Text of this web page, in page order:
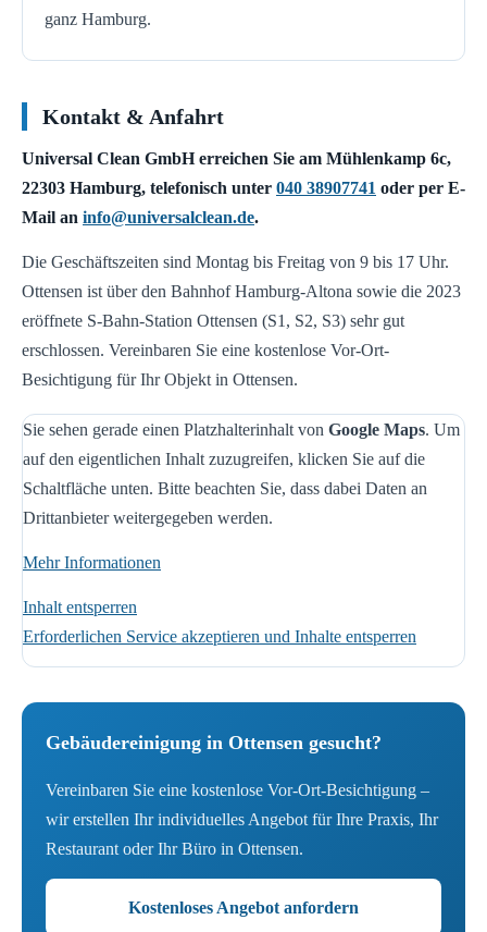
ganz Hamburg.
Kontakt & Anfahrt
Universal Clean GmbH erreichen Sie am Mühlenkamp 6c,
22303 Hamburg, telefonisch unter 040 38907741 oder per E-
Mail an info@universalclean.de.
Die Geschäftszeiten sind Montag bis Freitag von 9 bis 17 Uhr.
Ottensen ist über den Bahnhof Hamburg-Altona sowie die 2023
eröffnete S-Bahn-Station Ottensen (S1, S2, S3) sehr gut
erschlossen. Vereinbaren Sie eine kostenlose Vor-Ort-
Besichtigung für Ihr Objekt in Ottensen.
Sie sehen gerade einen Platzhalterinhalt von Google Maps. Um
auf den eigentlichen Inhalt zuzugreifen, klicken Sie auf die
Schaltfläche unten. Bitte beachten Sie, dass dabei Daten an
Drittanbieter weitergegeben werden.
Mehr Informationen
Inhalt entsperren
Erforderlichen Service akzeptieren und Inhalte entsperren
Gebäudereinigung in Ottensen gesucht?
Vereinbaren Sie eine kostenlose Vor-Ort-Besichtigung –
wir erstellen Ihr individuelles Angebot für Ihre Praxis, Ihr
Restaurant oder Ihr Büro in Ottensen.
Kostenloses Angebot anfordern